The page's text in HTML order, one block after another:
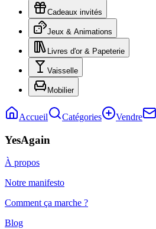
Cadeaux invités
Jeux & Animations
Livres d'or & Papeterie
Vaisselle
Mobilier
Accueil Catégories Vendre
YesAgain
À propos
Notre manifesto
Comment ça marche ?
Blog